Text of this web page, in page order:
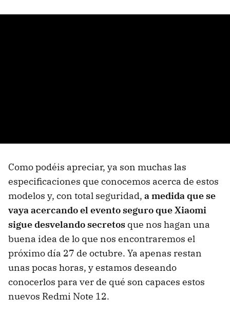
Como podéis apreciar, ya son muchas las
especificaciones que conocemos acerca de estos
modelos y, con total seguridad, a medida que se
vaya acercando el evento seguro que Xiaomi
sigue desvelando secretos que nos hagan una
buena idea de lo que nos encontraremos el
próximo día 27 de octubre. Ya apenas restan
unas pocas horas, y estamos deseando
conocerlos para ver de qué son capaces estos
nuevos Redmi Note 12.